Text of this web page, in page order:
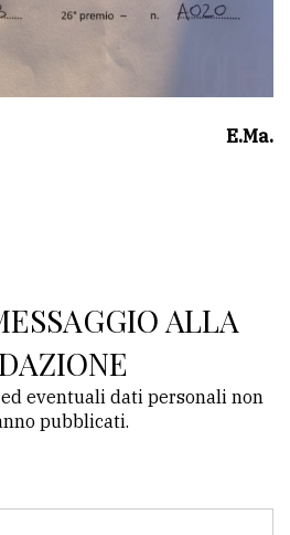
E.Ma.
ALLA
eventuali dati personali non
pubblicati.